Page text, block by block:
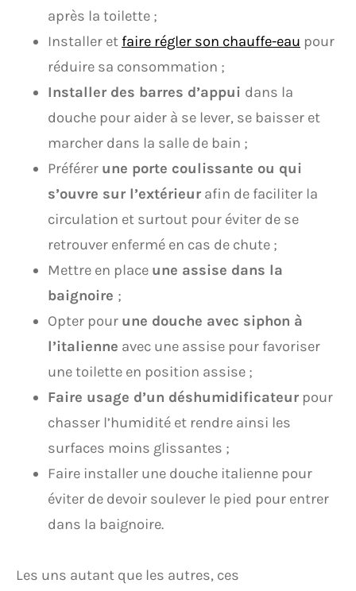
après la toilette ;
Installer et faire régler son chauffe-eau pour
réduire sa consommation ;
Installer des barres d’appui dans la
douche pour aider à se lever, se baisser et
marcher dans la salle de bain ;
Préférer une porte coulissante ou qui
s’ouvre sur l’extérieur afin de faciliter la
circulation et surtout pour éviter de se
retrouver enfermé en cas de chute ;
Mettre en place une assise dans la
baignoire ;
Opter pour une douche avec siphon à
l’italienne avec une assise pour favoriser
une toilette en position assise ;
Faire usage d’un déshumidificateur pour
chasser l’humidité et rendre ainsi les
surfaces moins glissantes ;
Faire installer une douche italienne pour
éviter de devoir soulever le pied pour entrer
dans la baignoire.
Les uns autant que les autres, ces